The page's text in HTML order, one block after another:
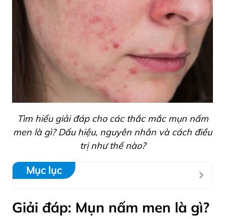
Tìm hiểu giải đáp cho các thắc mắc mụn nấm
men là gì? Dấu hiệu, nguyên nhân và cách điều
trị như thế nào?
Mục lục
Giải đáp: Mụn nấm men là gì?